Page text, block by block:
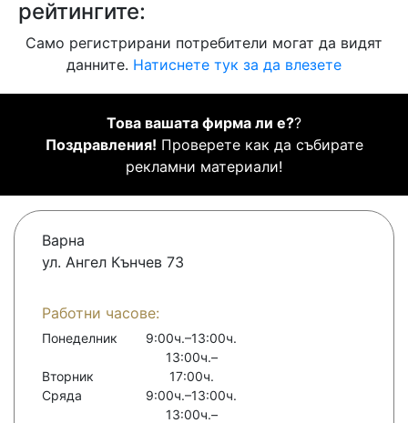
рейтингите:
Само регистрирани потребители могат да видят
данните. Натиснете тук за да влезете
Това вашата фирма ли е??
Поздравления! Проверете как да събирате
рекламни материали!
Варна
ул. Ангел Кънчев 73
Работни часове:
Понеделник 9:00ч.–13:00ч.
Вторник
13:00ч.–
17:00ч.
Сряда
9:00ч.–13:00ч.
13:00ч.–